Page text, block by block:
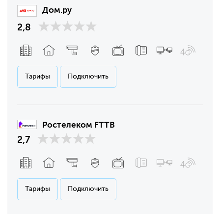
Дом.ру
2,8
Тарифы Подключить
Ростелеком FTTB
2,7
Тарифы Подключить